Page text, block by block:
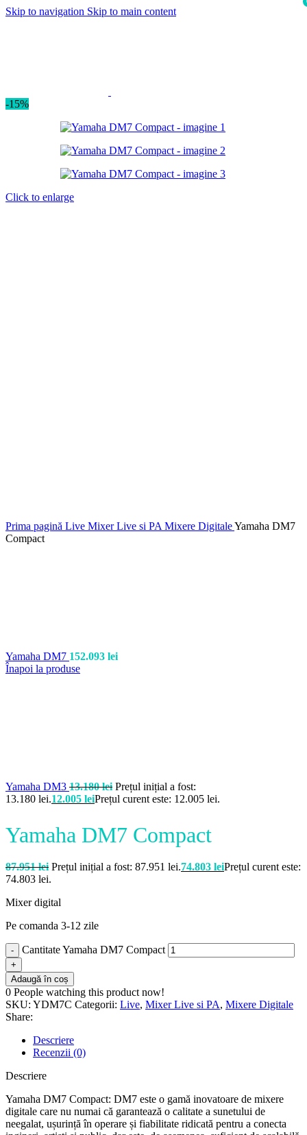
Skip to navigation Skip to main content
-15%
Click to enlarge
Prima pagină Live Mixer Live si PA Mixere DigitaleYamaha DM7
Compact
Yamaha DM7 152.093 lei
Înapoi la produse
Yamaha DM3 13.180lei Prețul inițial a fost:
13.180 lei.12.005 leiPrețul curent este: 12.005 lei.
Yamaha DM7 Compact
87.951lei Prețul inițial a fost: 87.951 lei.74.803 leiPrețul curent este:
74.803 lei.
Mixer digital
Pe comanda 3-12 zile
Cantitate Yamaha DM7 Compact
Adaugă în coș
0 People watching this product now!
SKU: YDM7C Categorii: Live, Mixer Live si PA, Mixere Digitale
Share:
Descriere
Recenzii (0)
Descriere
Yamaha DM7 Compact: DM7 este o gamă inovatoare de mixere
digitale care nu numai că garantează o calitate a sunetului de
neegalat, ușurință în operare și fiabilitate ridicată pentru a conecta